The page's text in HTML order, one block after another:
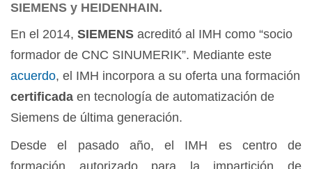
SIEMENS y HEIDENHAIN.
En el 2014, SIEMENS acreditó al IMH como “socio
formador de CNC SINUMERIK”. Mediante este
acuerdo, el IMH incorpora a su oferta una formación
certificada en tecnología de automatización de
Siemens de última generación.
Desde el pasado año, el IMH es centro de
formación autorizado para la impartición de